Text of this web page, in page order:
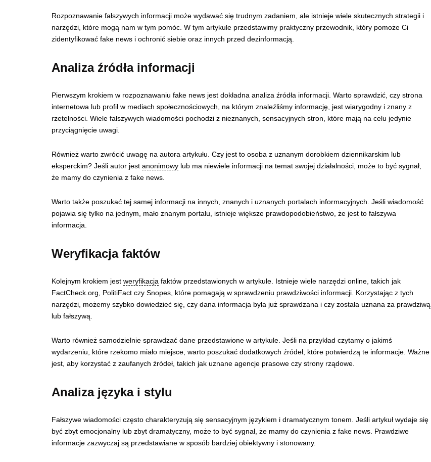
Rozpoznawanie fałszywych informacji może wydawać się trudnym zadaniem, ale istnieje wiele skutecznych strategii i
narzędzi, które mogą nam w tym pomóc. W tym artykule przedstawimy praktyczny przewodnik, który pomoże Ci
zidentyfikować fake news i ochronić siebie oraz innych przed dezinformacją.
Analiza źródła informacji
Pierwszym krokiem w rozpoznawaniu fake news jest dokładna analiza źródła informacji. Warto sprawdzić, czy strona
internetowa lub profil w mediach społecznościowych, na którym znaleźliśmy informację, jest wiarygodny i znany z
rzetelności. Wiele fałszywych wiadomości pochodzi z nieznanych, sensacyjnych stron, które mają na celu jedynie
przyciągnięcie uwagi.
Również warto zwrócić uwagę na autora artykułu. Czy jest to osoba z uznanym dorobkiem dziennikarskim lub
eksperckim? Jeśli autor jest anonimowy lub ma niewiele informacji na temat swojej działalności, może to być sygnał,
że mamy do czynienia z fake news.
Warto także poszukać tej samej informacji na innych, znanych i uznanych portalach informacyjnych. Jeśli wiadomość
pojawia się tylko na jednym, mało znanym portalu, istnieje większe prawdopodobieństwo, że jest to fałszywa
informacja.
Weryfikacja faktów
Kolejnym krokiem jest weryfikacja faktów przedstawionych w artykule. Istnieje wiele narzędzi online, takich jak
FactCheck.org, PolitiFact czy Snopes, które pomagają w sprawdzeniu prawdziwości informacji. Korzystając z tych
narzędzi, możemy szybko dowiedzieć się, czy dana informacja była już sprawdzana i czy została uznana za prawdziwą
lub fałszywą.
Warto również samodzielnie sprawdzać dane przedstawione w artykule. Jeśli na przykład czytamy o jakimś
wydarzeniu, które rzekomo miało miejsce, warto poszukać dodatkowych źródeł, które potwierdzą te informacje. Ważne
jest, aby korzystać z zaufanych źródeł, takich jak uznane agencje prasowe czy strony rządowe.
Analiza języka i stylu
Fałszywe wiadomości często charakteryzują się sensacyjnym językiem i dramatycznym tonem. Jeśli artykuł wydaje się
być zbyt emocjonalny lub zbyt dramatyczny, może to być sygnał, że mamy do czynienia z fake news. Prawdziwe
informacje zazwyczaj są przedstawiane w sposób bardziej obiektywny i stonowany.